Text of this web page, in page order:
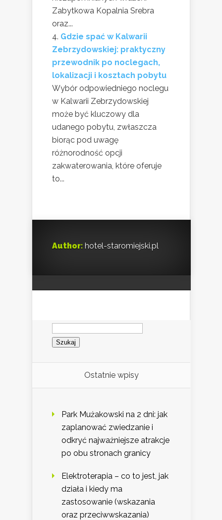
Zabytkowa Kopalnia Srebra
oraz...
Gdzie spać w Kalwarii
Zebrzydowskiej: praktyczny
przewodnik po noclegach,
lokalizacji i kosztach pobytu
Wybór odpowiedniego noclegu
w Kalwarii Zebrzydowskiej
może być kluczowy dla
udanego pobytu, zwłaszcza
biorąc pod uwagę
różnorodność opcji
zakwaterowania, które oferuje
to...
Author: hotel-staromiejski.pl
Szukaj:
Ostatnie wpisy
Park Mużakowski na 2 dni: jak
zaplanować zwiedzanie i
odkryć najważniejsze atrakcje
po obu stronach granicy
Elektroterapia – co to jest, jak
działa i kiedy ma
zastosowanie (wskazania
oraz przeciwwskazania)